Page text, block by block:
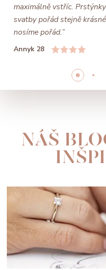
maximálně vstříc.
svatby pořád stejně
nosíme pořád.”
Annyk 28
NÁŠ